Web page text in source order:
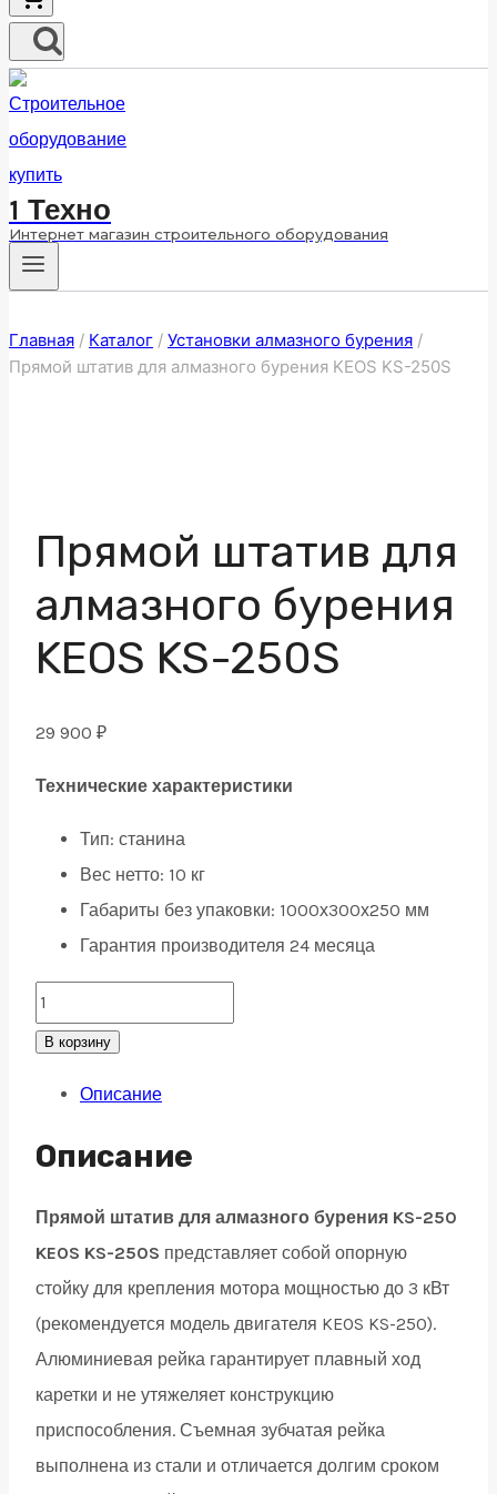
1 Техно
Интернет магазин строительного оборудования
Главная / Каталог / Установки алмазного бурения /
Прямой штатив для алмазного бурения KEOS KS-250S
Прямой штатив для
алмазного бурения
KEOS KS-250S
29 900 ₽
Технические характеристики
Тип: станина
Вес нетто: 10 кг
Габариты без упаковки: 1000х300х250 мм
Гарантия производителя 24 месяца
Прямой
штатив
алмазного
KS-
250S
quantity
В корзину
Описание
Описание
Прямой штатив для алмазного бурения KS-250
KEOS KS-250S представляет собой опорную
стойку для крепления мотора мощностью до 3 кВт
(рекомендуется модель двигателя KEOS KS-250).
Алюминиевая рейка гарантирует плавный ход
каретки и не утяжеляет конструкцию
приспособления. Съемная зубчатая рейка
выполнена из стали и отличается долгим сроком